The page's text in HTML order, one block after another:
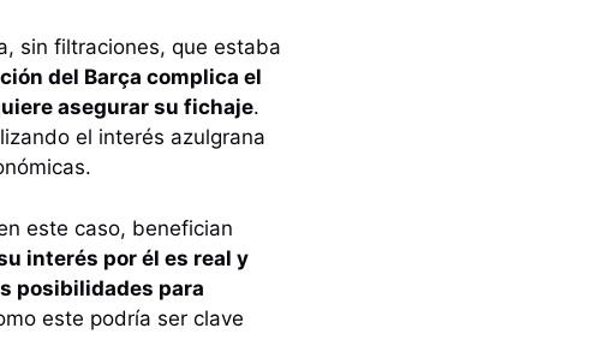
sin filtraciones, que estaba
del Barça complica el
asegurar su fichaje.
el interés azulgrana
este caso, benefician
interés por él es real y
posibilidades para
este podría ser clave